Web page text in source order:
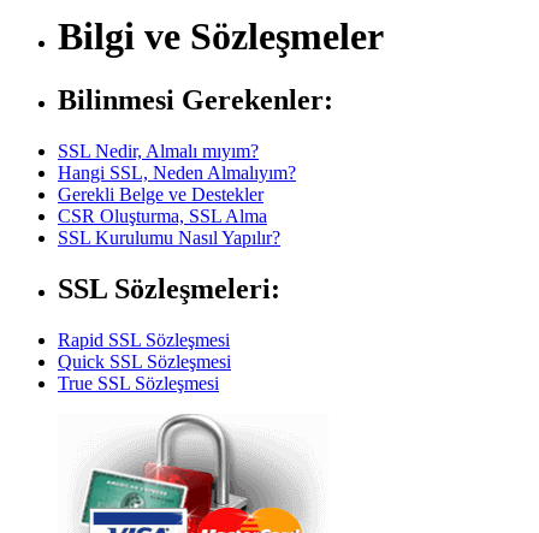
Bilgi ve Sözleşmeler
Bilinmesi Gerekenler:
SSL Nedir, Almalı mıyım?
Hangi SSL, Neden Almalıyım?
Gerekli Belge ve Destekler
CSR Oluşturma, SSL Alma
SSL Kurulumu Nasıl Yapılır?
SSL Sözleşmeleri:
Rapid SSL Sözleşmesi
Quick SSL Sözleşmesi
True SSL Sözleşmesi